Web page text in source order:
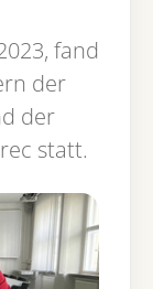
fand
der
der
statt.